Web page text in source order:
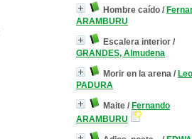
Hombre caído /
ARAMBURU
Escalera interior /
GRANDES, Almudena
Morir en la arena /
PADURA
Maite / Fernando
ARAMBURU